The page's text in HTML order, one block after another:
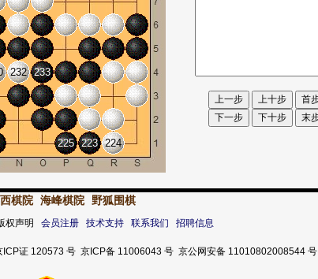
223 224
225
232 233
棋院 海峰棋院 野狐围棋
权声明 会员注册 技术支持 联系我们 招聘信息
ICP证 120573 号 京ICP备 11006043 号 京公网安备 11010802008544 号